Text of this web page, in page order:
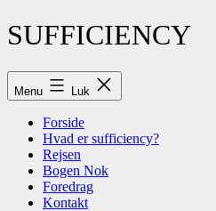
Fortsæt
til
SUFFICIENCY
Menu Luk
Forside
Hvad er sufficiency?
Rejsen
Bogen Nok
Foredrag
Kontakt